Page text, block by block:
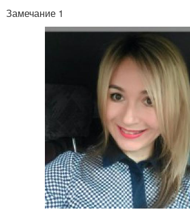
Замечание 1